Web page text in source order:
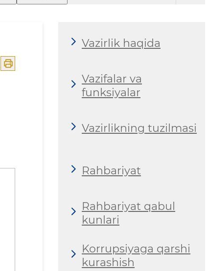
Vazirlik haqida
Vazifalar va
funksiyalar
Vazirlikning tuzilmasi
Rahbariyat
Rahbariyat qabul
kunlari
Korrupsiyaga qarshi
kurashish